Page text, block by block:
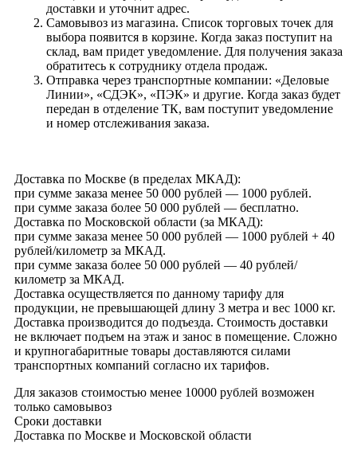
доставки и уточнит адрес.
Самовывоз из магазина. Список торговых точек для
выбора появится в корзине. Когда заказ поступит на
склад, вам придет уведомление. Для получения заказа
обратитесь к сотруднику отдела продаж.
Отправка через транспортные компании: «Деловые
Линии», «СДЭК», «ПЭК» и другие. Когда заказ будет
передан в отделение ТК, вам поступит уведомление
и номер отслеживания заказа.
Доставка по Москве (в пределах МКАД):
при сумме заказа менее 50 000 рублей — 1000 рублей.
при сумме заказа более 50 000 рублей — бесплатно.
Доставка по Московской области (за МКАД):
при сумме заказа менее 50 000 рублей — 1000 рублей + 40
рублей/километр за МКАД.
при сумме заказа более 50 000 рублей — 40 рублей/
километр за МКАД.
Доставка осуществляется по данному тарифу для
продукции, не превышающей длину 3 метра и вес 1000 кг.
Доставка производится до подъезда. Стоимость доставки
не включает подъем на этаж и занос в помещение. Сложно
и крупногабаритные товары доставляются силами
транспортных компаний согласно их тарифов.
Для заказов стоимостью менее 10000 рублей возможен
только самовывоз
Сроки доставки
Доставка по Москве и Московской области